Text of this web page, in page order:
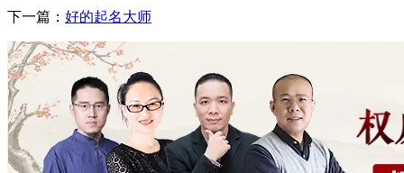
下一篇： 好的起名大师